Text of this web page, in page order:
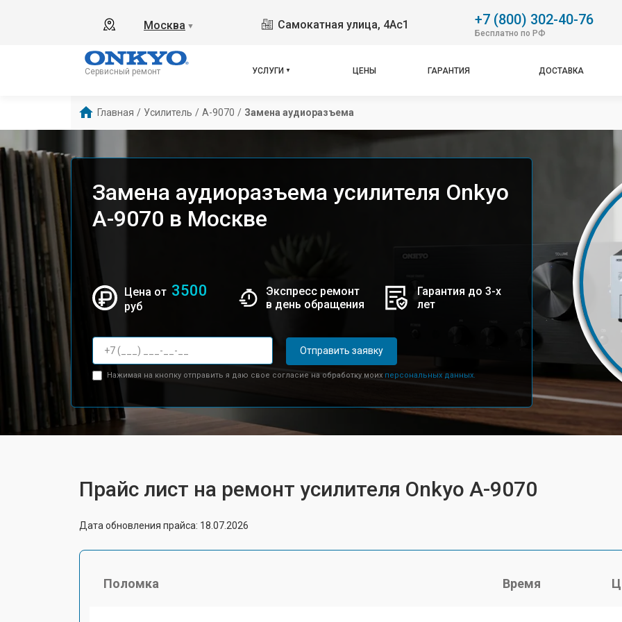
Москва ▼ Самокатная улица, 4Ас1 +7 (800) 302-40-76
Бесплатно по РФ
Сервисный ремонт УСЛУГИ ЦЕНЫ ГАРАНТИЯ ДОСТАВКА
Главная / Усилитель / A-9070 / Замена аудиоразъема
Замена аудиоразъема усилителя Onkyo
A-9070 в Москве
Цена от 3500
руб
Экспресс ремонт
в день обращения
Гарантия до 3-х
лет
Отправить заявку
Нажимая на кнопку отправить я даю свое согласие на обработку моих персональных данных.
Прайс лист на ремонт усилителя Onkyo A-9070
Дата обновления прайса: 18.07.2026
Поломка Время